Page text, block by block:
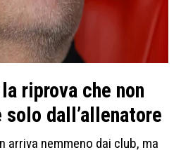
riprova che non
dall’allenatore
arriva nemmeno dai club, ma